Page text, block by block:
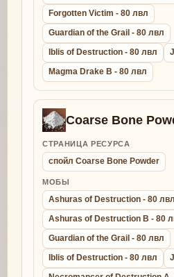
Forgotten Victim - 80 лвл
Guardian of the Grail - 80 лвл
Iblis of Destruction - 80 лвл
Magma Drake B - 80 лвл
Coarse Bone
СТРАНИЦА РЕСУРСА
спойл Coarse Bone Powder
МОБЫ
Ashuras of Destruction - 80 лвл
Ashuras of Destruction B - 80
Guardian of the Grail - 80 лвл
Iblis of Destruction - 80 лвл